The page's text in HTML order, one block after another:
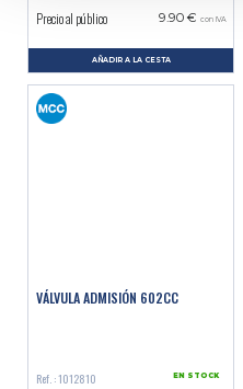
Precio al público 9.90 € con IVA
AÑADIR A LA CESTA
VÁLVULA ADMISIÓN 602CC
Ref. : 1012810 EN STOCK